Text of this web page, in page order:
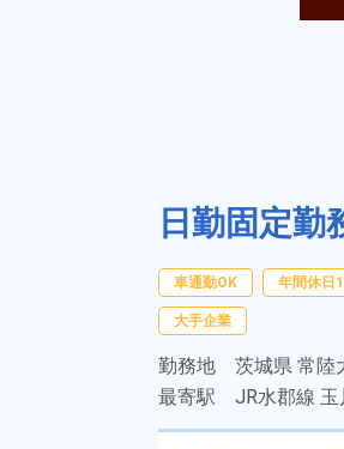
日勤固定勤
車通勤OK 年間休日
大手企業
勤務地 茨城県 常
最寄駅 JR水郡線 玉